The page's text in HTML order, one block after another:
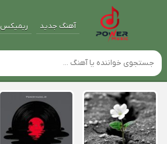
آهنگ جدید ریمیکس